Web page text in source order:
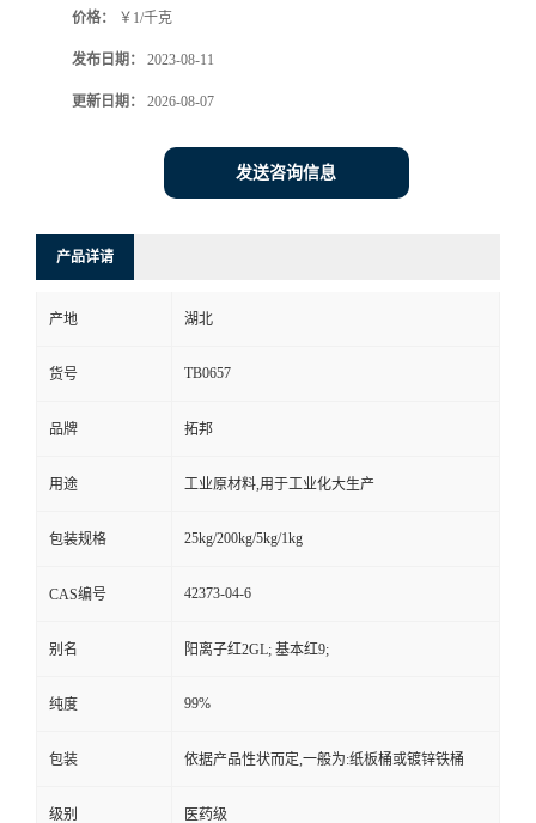
价格： ￥1/千克
发布日期： 2023-08-11
更新日期： 2026-08-07
发送咨询信息
产品详请
产地 湖北
货号 TB0657
品牌 拓邦
用途 工业原材料,用于工业化大生产
包装规格 25kg/200kg/5kg/1kg
CAS编号 42373-04-6
别名 阳离子红2GL; 基本红9;
纯度 99%
包装 依据产品性状而定,一般为:纸板桶或镀锌铁桶
级别 医药级